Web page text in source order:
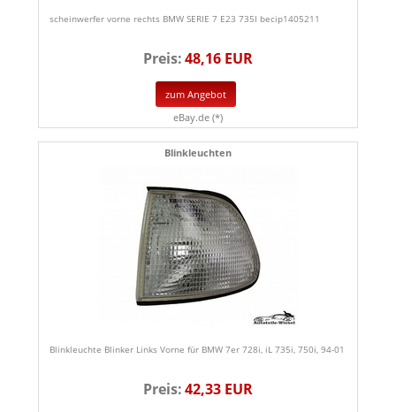
scheinwerfer vorne rechts BMW SERIE 7 E23 735I becip1405211
Preis:48,16 EUR
zum Angebot
eBay.de (*)
Blinkleuchten
Blinkleuchte Blinker Links Vorne für BMW 7er 728i, iL 735i, 750i, 94-01
Preis:42,33 EUR